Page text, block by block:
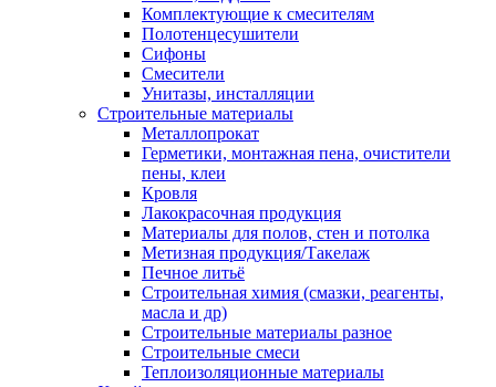
Комплектующие к смесителям
Полотенцесушители
Сифоны
Смесители
Унитазы, инсталляции
Строительные материалы
Металлопрокат
Герметики, монтажная пена, очистители
пены, клеи
Кровля
Лакокрасочная продукция
Материалы для полов, стен и потолка
Метизная продукция/Такелаж
Печное литьё
Строительная химия (смазки, реагенты,
масла и др)
Строительные материалы разное
Строительные смеси
Теплоизоляционные материалы